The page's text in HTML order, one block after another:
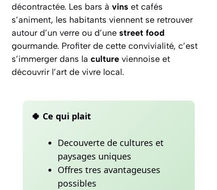
décontractée. Les bars à vins et cafés
s’animent, les habitants viennent se retrouver
autour d’un verre ou d’une street food
gourmande. Profiter de cette convivialité, c’est
s’immerger dans la culture viennoise et
découvrir l’art de vivre local.
🍀 Ce qui plait
Decouverte de cultures et
paysages uniques
Offres tres avantageuses
possibles